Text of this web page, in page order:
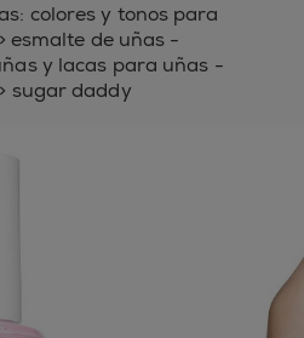
colores y tonos para
> esmalte de uñas -
y lacas para uñas -
> sugar daddy